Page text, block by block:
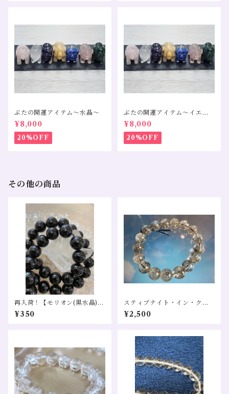
ぶたの開運アイテム～水晶～
¥8,000
20%OFF
ぶたの開運アイテム～イエロ
ーカルサイト～
¥8,000
20%OFF
その他の商品
再入荷！【モリオン(黒水晶)】
直径8㎜ １粒 希少 天然
石
¥350
スティブナイト・イン・クォ
ーツAA+ 直径12～12.5㎜
１粒売り 希少天然石
¥2,500